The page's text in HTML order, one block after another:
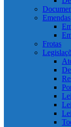
Emendas
Frotas